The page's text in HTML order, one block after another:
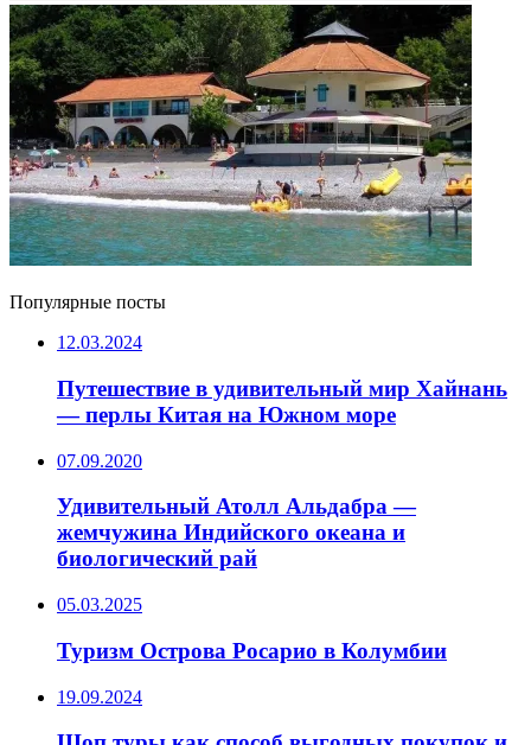
Популярные посты
12.03.2024
Путешествие в удивительный мир Хайнань
— перлы Китая на Южном море
07.09.2020
Удивительный Атолл Альдабра —
жемчужина Индийского океана и
биологический рай
05.03.2025
Туризм Острова Росарио в Колумбии
19.09.2024